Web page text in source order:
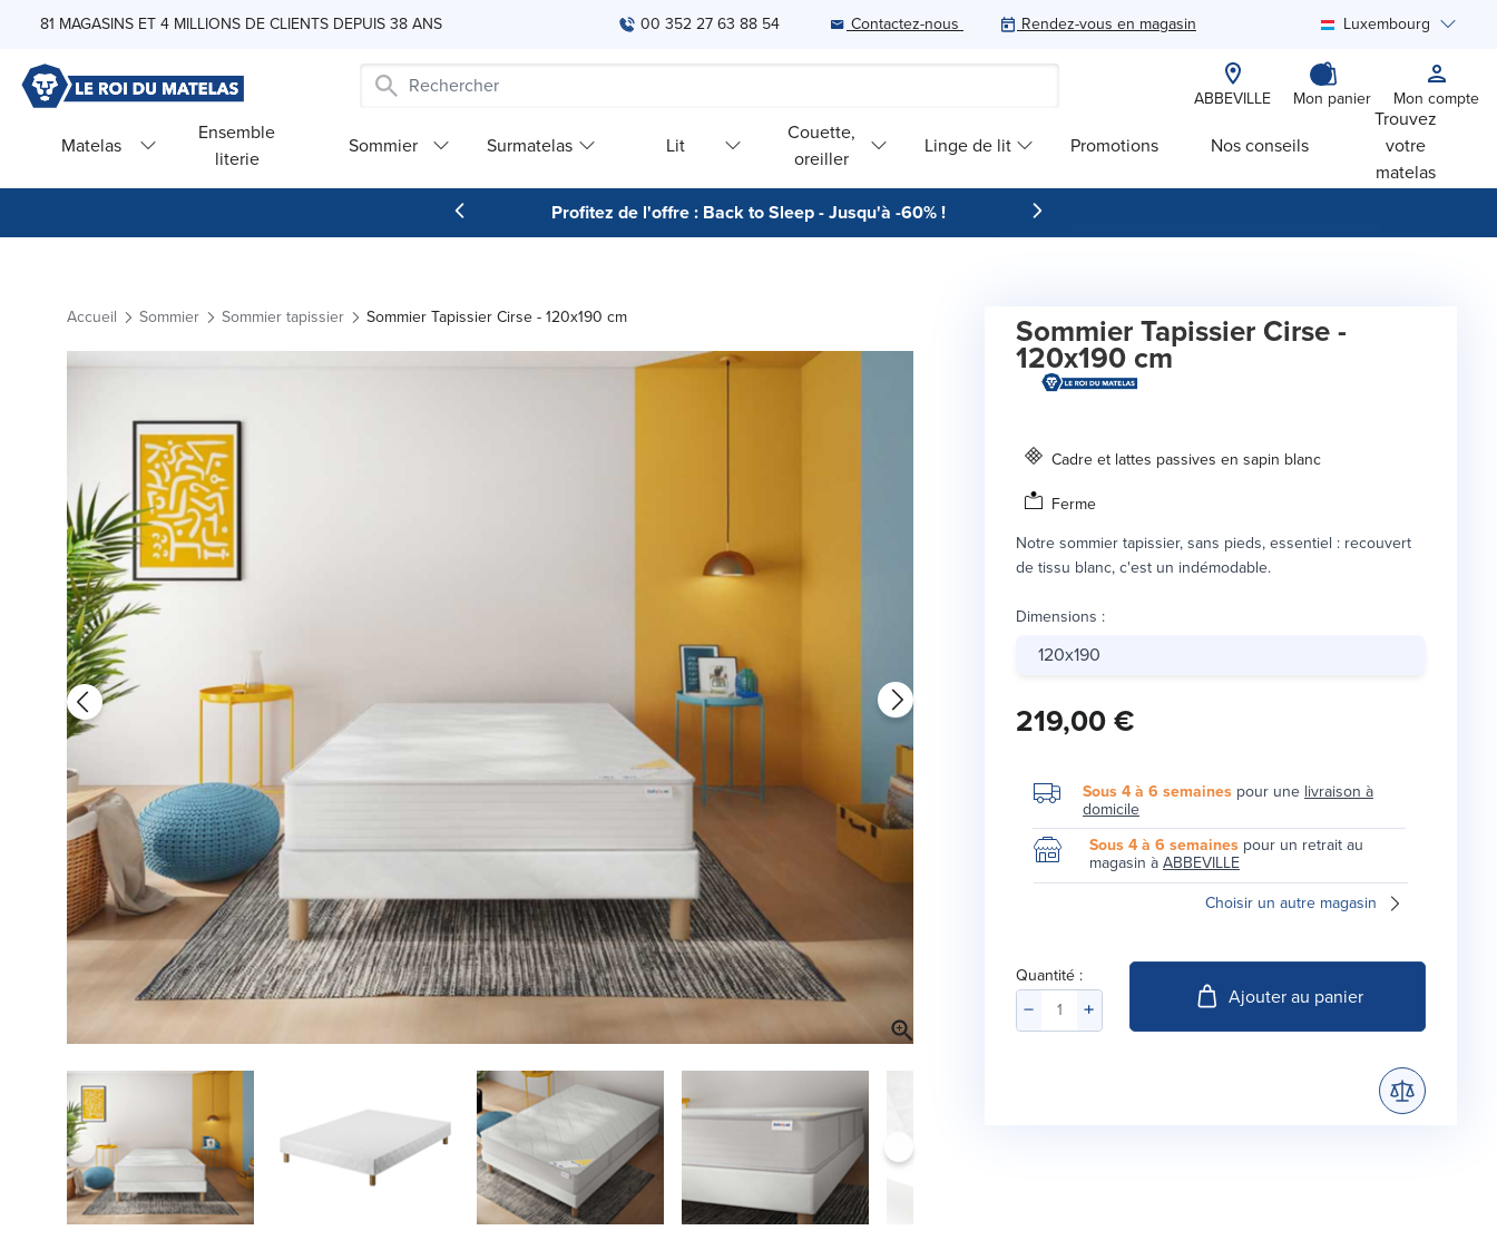
Skip to Content
81 MAGASINS ET 4 MILLIONS DE CLIENTS DEPUIS 38 ANS 00 352 27 63 88 54 Contactez-nous Rendez-vous en magasin Luxembourg
ABBEVILLE Mon panier Mon compte
Matelas
Ensemble
literie
Sommier Surmatelas Lit
Couette,
oreiller
Linge de lit Promotions Nos conseils
Trouvez
votre
matelas
Profitez de l'offre : Back to Sleep - Jusqu'à -60% !
Accueil Sommier Sommier tapissier Sommier Tapissier Cirse - 120x190 cm Sommier Tapissier Cirse -
120x190 cm
Cadre et lattes passives en sapin blanc
Ferme
Notre sommier tapissier, sans pieds, essentiel : recouvert
de tissu blanc, c'est un indémodable.
Dimensions :
120x190
219,00 €
Sous 4 à 6 semaines pour unelivraison à
domicile
Sous 4 à 6 semaines pour un retrait au
magasin àABBEVILLE
Choisir un autre magasin
Quantité :
Ajouter au panier